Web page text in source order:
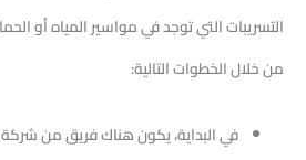
التسريبات التي توجد في مواسير المياه أو
من خلال الخطوات التالية:
في البداية، يكون هناك فريق من